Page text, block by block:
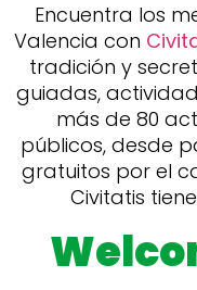
Encuentra los
Valencia con
tradición y
guiadas,
más de 80
públicos, desde
gratuitos por el
Civitatis